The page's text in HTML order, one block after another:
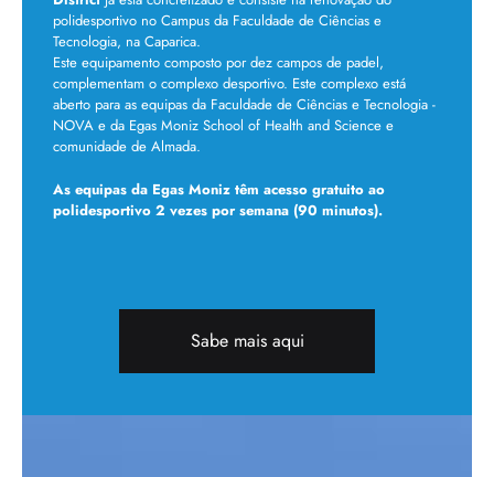
polidesportivo no Campus da Faculdade de Ciências e
Tecnologia, na Caparica.
Este equipamento composto por dez campos de padel,
complementam o complexo desportivo. Este complexo está
aberto para as equipas da Faculdade de Ciências e Tecnologia -
NOVA e da Egas Moniz School of Health and Science e
comunidade de Almada.
As equipas da Egas Moniz têm acesso gratuito ao
polidesportivo 2 vezes por semana (90 minutos).
Sabe mais aqui